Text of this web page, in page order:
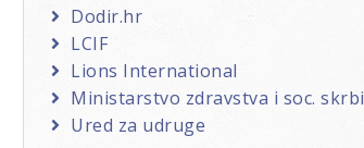
Dodir.hr
LCIF
Lions International
Ministarstvo zdravstva i soc. skrbi
Ured za udruge